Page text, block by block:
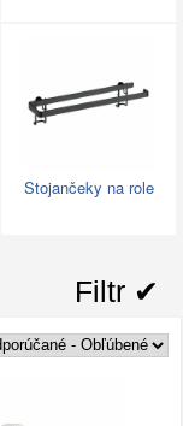
Stojančeky na role
Filtr ✔︎